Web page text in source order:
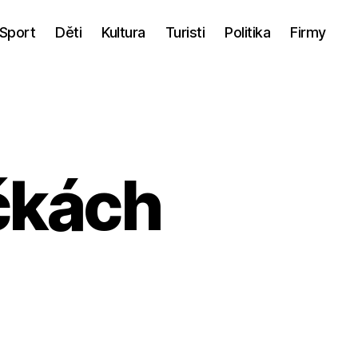
Sport Děti Kultura Turisti Politika Firmy